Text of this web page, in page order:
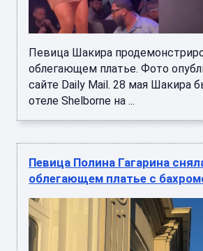
Певица Шакира
облегающем платье. Фото
сайте Daily Mail. 28 мая Шакира
отеле Shelborne на ...
Певица Полина Гагарина
облегающем платье с